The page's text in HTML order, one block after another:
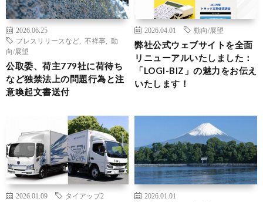
2026.06.25
プレスリリースなど
不祥事
動
向/展望
公取委、荷主779社に荷待ち
など独禁法上の問題行為と注
意喚起文書送付
2026.04.01 動向/展望
弊社公式ウェブサイトを全面
リニューアルいたしました：
「LOGI-BIZ」の魅力をお伝え
いたします！
2026.01.09 タイアップ2
2026.01.01